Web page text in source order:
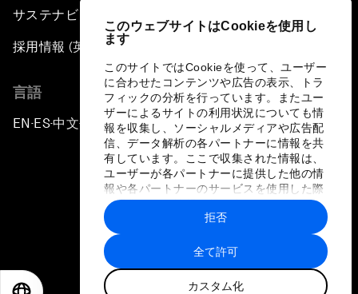
このウェブサイトはCookieを使用し
ます
このサイトではCookieを使って、ユーザー
に合わせたコンテンツや広告の表示、トラ
フィックの分析を行っています。またユー
ザーによるサイトの利用状況についても情
報を収集し、ソーシャルメディアや広告配
信、データ解析の各パートナーに情報を共
有しています。ここで収集された情報は、
ユーザーが各パートナーに提供した他の情
報や各パートナーのサービスを使用した際
に収集された情報と組み合わされ、各パー
トナーによって使用されることがありま
す。
全て許可
カスタム化
拒否
サステナビリティへの取り組み
採用情報 (英語のみ)
言語
EN ▪ ES▪中文▪ 日本語
プライバシーポリシーと利用規約
サイトマップ
©
世界経済フォーラム